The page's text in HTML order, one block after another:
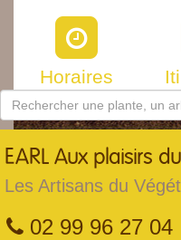
Horaires
EARL Aux plaisirs
Les Artisans du
02 99 96 27 04